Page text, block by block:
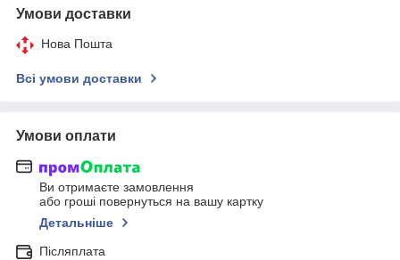
Умови доставки
Нова Пошта
Всі умови доставки
Умови оплати
Ви отримаєте замовлення
або гроші повернуться на вашу картку
Детальніше
Післяплата